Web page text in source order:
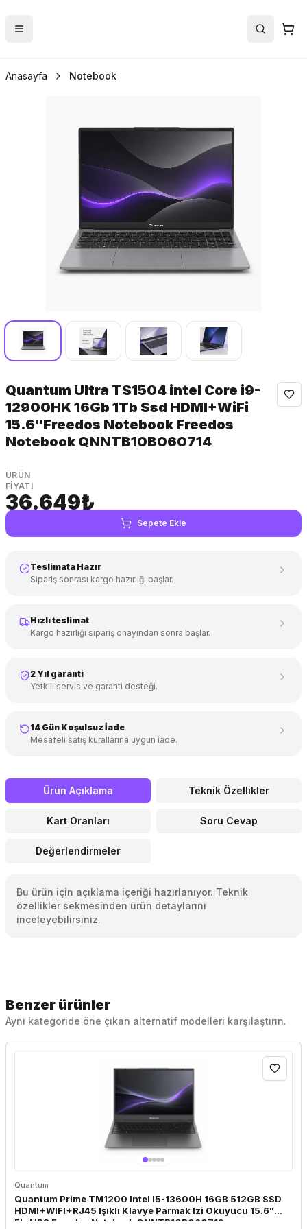
Anasayfa Notebook
Quantum Ultra TS1504 intel Core i9-
12900HK 16Gb 1Tb Ssd HDMI+WiFi
15.6"Freedos Notebook Freedos
Notebook QNNTB10B060714
ÜRÜN
FIYATI
36.649₺
dahil
Sepete Ekle
Teslimata Hazır
Sipariş sonrası kargo hazırlığı başlar.
Hızlı teslimat
Kargo hazırlığı sipariş onayından sonra başlar.
2 Yıl garanti
Yetkili servis ve garanti desteği.
14 Gün Koşulsuz İade
Mesafeli satış kurallarına uygun iade.
Ürün Açıklama Teknik Özellikler
Kart Oranları Soru Cevap
Değerlendirmeler
Bu ürün için açıklama içeriği hazırlanıyor. Teknik
özellikler sekmesinden ürün detaylarını
inceleyebilirsiniz.
Benzer ürünler
Aynı kategoride öne çıkan alternatif modelleri karşılaştırın.
Quantum
Quantum Prime TM1200 Intel I5-13600H 16GB 512GB SSD
HDMI+WIFI+RJ45 Işıklı Klavye Parmak Izi Okuyucu 15.6"
Fhd IPS Freedos Notebook QNNTB10B060719